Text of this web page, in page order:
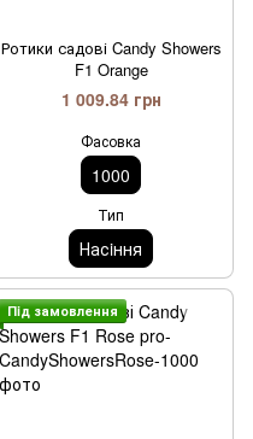
Ротики садові Candy Showers
F1 Orange
1 009.84 грн
Фасовка
1000
Тип
Насiння
Пiд замовлення